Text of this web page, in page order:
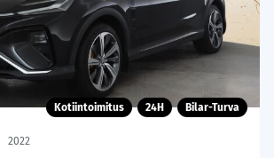
Kotiintoimitus 24H Bilar-Turva
2022